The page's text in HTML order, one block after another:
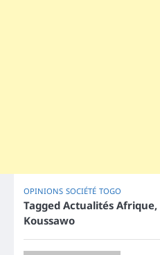
OPINIONS SOCIÉTÉ TOGO
Tagged Actualités Afrique,
Koussawo